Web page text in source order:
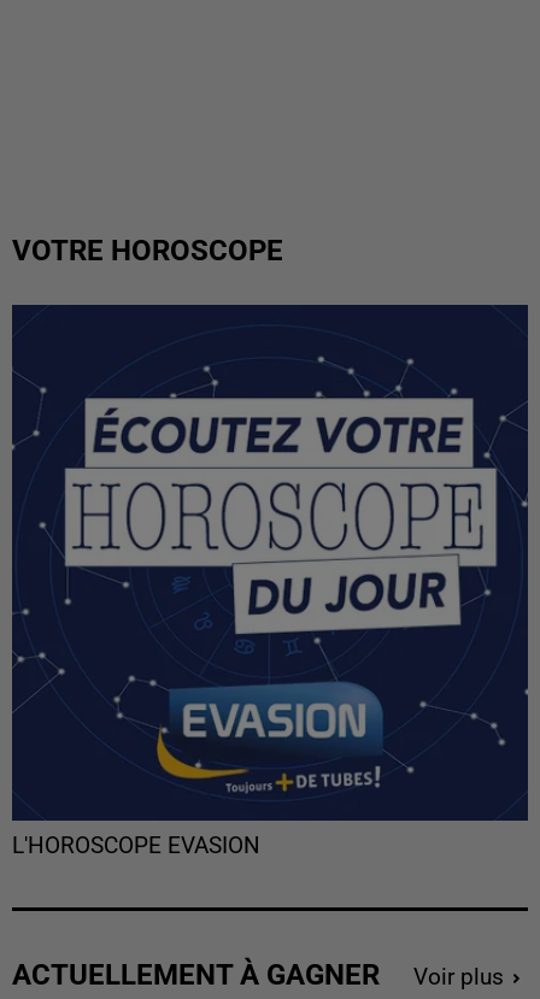
VOTRE HOROSCOPE
L'HOROSCOPE EVASION
ACTUELLEMENT À GAGNER Voir plus